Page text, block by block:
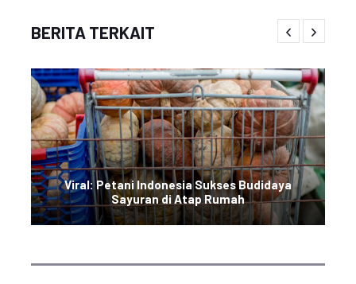
BERITA TERKAIT
Viral: Petani Indonesia Sukses Budidaya
Sayuran di Atap Rumah